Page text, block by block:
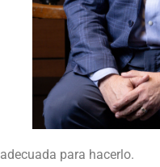
adecuada para hacerlo.